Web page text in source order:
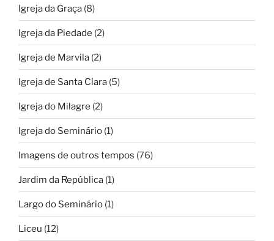
Igreja da Graça (8)
Igreja da Piedade (2)
Igreja de Marvila (2)
Igreja de Santa Clara (5)
Igreja do Milagre (2)
Igreja do Seminário (1)
Imagens de outros tempos (76)
Jardim da República (1)
Largo do Seminário (1)
Liceu (12)